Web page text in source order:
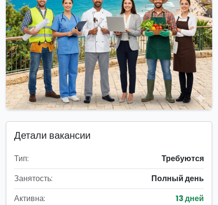
Детали вакансии
Тип:
Требуются
Занятость:
Полный день
Активна:
13 дней